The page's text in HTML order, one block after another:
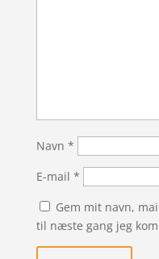
Navn *
E-mail *
Gem mit navn,
til næste gang jeg